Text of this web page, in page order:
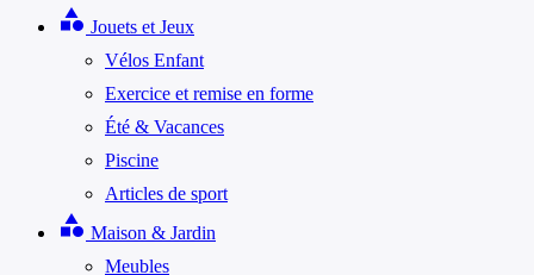
category Jouets et Jeux
Vélos Enfant
Exercice et remise en forme
Été & Vacances
Piscine
Articles de sport
category Maison & Jardin
Meubles